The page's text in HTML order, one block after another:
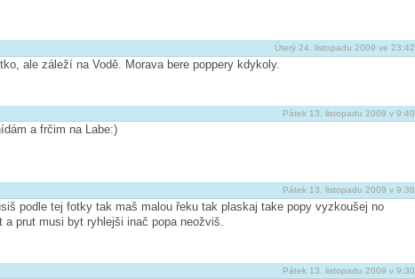
Úterý 24. listopadu 2009 ve 23:42
ale záleží na Vodě. Morava bere poppery kdykoly.
Pátek 13. listopadu 2009 v 9:40
a frčim na Labe:)
Pátek 13. listopadu 2009 v 9:36
podle tej fotky tak maš malou řeku tak plaskaj take popy vyzkoušej no
a prut musi byt ryhlejši inač popa neožviš.
Pátek 13. listopadu 2009 v 9:30